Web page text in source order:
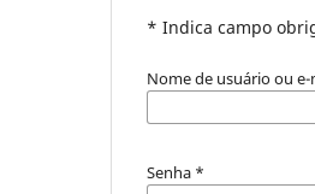
* Indica campo
Nome de usuário ou e-
Senha *